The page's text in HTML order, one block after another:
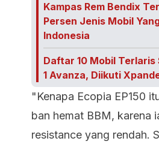
Kampas Rem Bendix
Persen Jenis Mobil
Indonesia
Daftar 10 Mobil Terlaris
1 Avanza, Diikuti
"Kenapa Ecopia EP150
ban hemat BBM, karena
resistance yang rendah.